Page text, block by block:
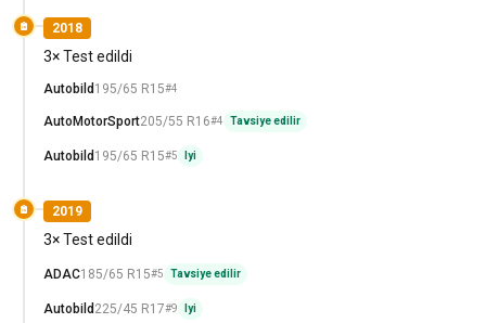
2018
3× Test edildi
Autobild 195/65 R15#4
AutoMotorSport205/55 R16#4 Tavsiye edilir
Autobild 195/65 R15#5 Iyi
2019
3× Test edildi
ADAC185/65 R15#5 Tavsiye edilir
Autobild 225/45 R17#9 Iyi